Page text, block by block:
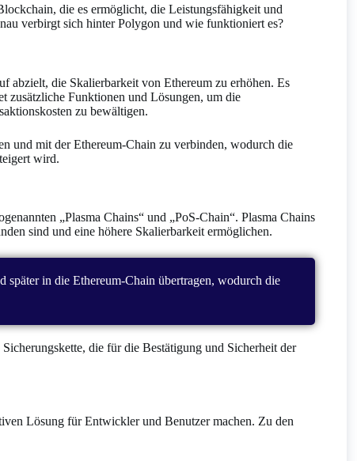
die es ermöglicht, die Leistungsfähigkeit und
verbirgt sich hinter Polygon und wie funktioniert es?
abzielt, die Skalierbarkeit von Ethereum zu erhöhen. Es
zusätzliche Funktionen und Lösungen, um die
zu bewältigen.
und mit der Ethereum-Chain zu verbinden, wodurch die
wird.
„Plasma Chains“ und „PoS-Chain“. Plasma Chains
sind und eine höhere Skalierbarkeit ermöglichen.
später in die Ethereum-Chain übertragen, wodurch die
Sicherungskette, die für die Bestätigung und Sicherheit der
Lösung für Entwickler und Benutzer machen. Zu den